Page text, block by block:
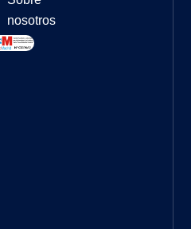
nosotros